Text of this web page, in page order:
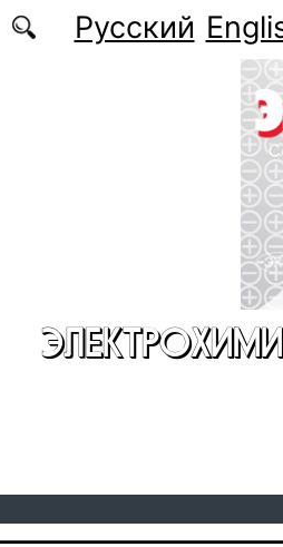
Русский